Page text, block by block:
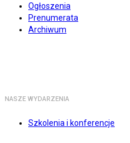
Ogłoszenia
Prenumerata
Archiwum
NASZE WYDARZENIA
Szkolenia i konferencje